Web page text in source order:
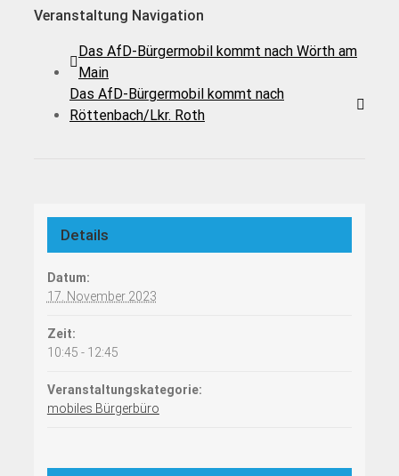
Veranstaltung Navigation
Das AfD-Bürgermobil kommt nach Wörth am
Main
Das AfD-Bürgermobil kommt nach
Röttenbach/Lkr. Roth
Details
Datum:
17. November 2023
Zeit:
10:45 - 12:45
Veranstaltungskategorie:
mobiles Bürgerbüro